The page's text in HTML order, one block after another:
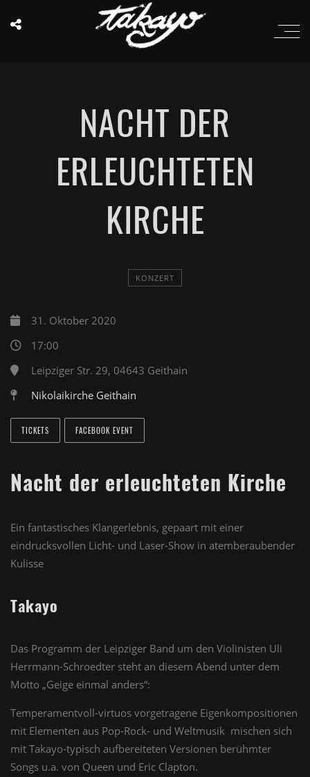
NACHT DER
ERLEUCHTETEN
KIRCHE
KONZERT
31. Oktober 2020
17:00
Leipziger Str. 29, 04643 Geithain
Nikolaikirche Geithain
TICKETS FACEBOOK EVENT
Nacht der erleuchteten Kirche
Ein fantastisches Klangerlebnis, gepaart mit einer
eindrucksvollen Licht- und Laser-Show in atemberaubender
Kulisse
Takayo
Das Programm der Leipziger Band um den Violinisten Uli
Herrmann-Schroedter steht an diesem Abend unter dem
Motto „Geige einmal anders“:
Temperamentvoll-virtuos vorgetragene Eigenkompositionen
mit Elementen aus Pop-Rock- und Weltmusik mischen sich
mit Takayo-typisch aufbereiteten Versionen berühmter
Songs u.a. von Queen und Eric Clapton.